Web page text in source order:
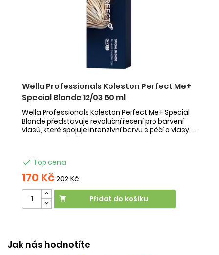
Wella Professionals Koleston Perfect Me+
Special Blonde 12/03 60 ml
Wella Professionals Koleston Perfect Me+ Special
Blonde představuje revoluční řešení pro barvení
vlasů, které spojuje intenzivní barvu s péčí o vlasy. ...
 Top cena
170 Kč202 Kč
 Přidat do košíku
Jak nás hodnotíte